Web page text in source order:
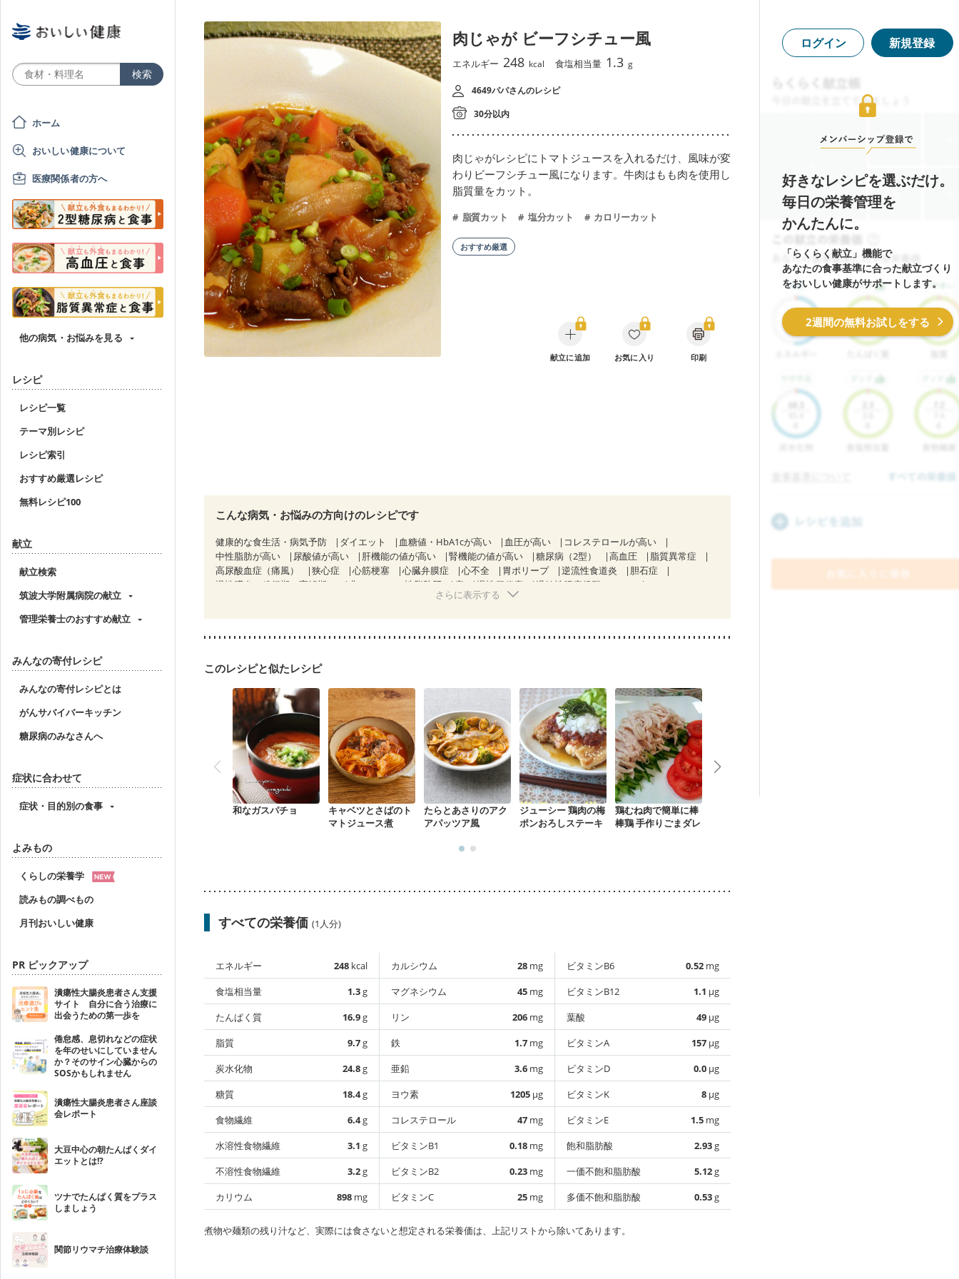
ホーム
おいしい健康について
医療関係者の方へ
他の病気・お悩みを見る
レシピ
レシピ一覧
テーマ別レシピ
レシピ索引
おすすめ厳選レシピ
無料レシピ100
献立
献立検索
筑波大学附属病院の献立
管理栄養士のおすすめ献立
みんなの寄付レシピ
みんなの寄付レシピとは
がんサバイバーキッチン
糖尿病のみなさんへ
症状に合わせて
症状・目的別の食事
よみもの
くらしの栄養学
読みもの調べもの
月刊おいしい健康
PR ピックアップ
潰瘍性大腸炎患者さん支援
サイト 自分に合う治療に
出会うための第一歩を
倦怠感、息切れなどの症状
を年のせいにしていません
か？そのサイン心臓からの
SOSかもしれません
潰瘍性大腸炎患者さん座談
会レポート
大豆中心の朝たんぱくダイ
エットとは!?
ツナでたんぱく質をプラス
しましょう
関節リウマチ治療体験談
肉じゃが ビーフシチュー風
エネルギー 248 kcal 食塩相当量 1.3 g
4649パパさんのレシピ
30分以内
肉じゃがレシピにトマトジュースを入れるだけ、風味が変
わりビーフシチュー風になります。牛肉はもも肉を使用し
脂質量をカット。
脂質カット 塩分カット カロリーカット
おすすめ厳選
献立に追加 お気に入り 印刷
こんな病気・お悩みの方向けのレシピです
健康的な食生活・病気予防 ダイエット 血糖値・HbA1cが高い 血圧が高い
コレステロールが高い
中性脂肪が高い
尿酸値が高い 肝機能の値が高い 腎機能の値が高い 糖尿病（2型） 高血圧
脂質異常症
高尿酸血症（痛風）
狭心症 心筋梗塞 心臓弁膜症 心不全 胃ポリープ 逆流性食道炎
胆石症
慢性膵炎（移行期・寛解期）
非アルコール性脂肪肝 痔 慢性便秘症
過敏性腸症候群（IBS）
糖尿病性腎症（第２期）
飲み込みにくい
味の感じ方が変わった 食欲がない 妊娠中(初期)
妊婦健診・体重増加が気になる（初期）
産後（母乳）
産後（混合栄養）
さらに表示する
このレシピと似たレシピ
和なガスパチョ
キャベツとさばのト
マトジュース煮
たらとあさりのアク
アパッツア風
ジューシー 鶏肉の梅
ポンおろしステーキ
鶏むね肉で簡単に棒
棒鶏 手作りごまダレ
すべての栄養価 (1人分)
エネルギー 248 kcal
食塩相当量
1.3g
たんぱく質
16.9g
脂質
9.7g
炭水化物
24.8g
糖質
18.4g
食物繊維
6.4g
水溶性食物繊維
3.1 g
不溶性食物繊維
3.2g
カリウム
898 mg
カルシウム 28 mg
マグネシウム
45 mg
リン
206 mg
鉄
1.7 mg
亜鉛
3.6 mg
ヨウ素
1205 µg
コレステロール
47 mg
ビタミンB1
0.18 mg
ビタミンB2
0.23 mg
ビタミンC
25 mg
ビタミンB6 0.52 mg
ビタミンB12
1.1 µg
葉酸
49 µg
ビタミンA
157 µg
ビタミンD
0.0 µg
ビタミンK
8 µg
ビタミンE
1.5 mg
飽和脂肪酸
2.93g
一価不飽和脂肪酸
5.12g
多価不飽和脂肪酸
0.53g
煮物や麺類の残り汁など、実際には食さないと想定される栄養価は、上記リストから除いてあります。
ログイン 新規登録
好きなレシピを選ぶだけ。
毎日の栄養管理を
かんたんに。
「らくらく献立」機能で
あなたの食事基準に合った献立づくり
をおいしい健康がサポートします。
2週間の無料お試しをする